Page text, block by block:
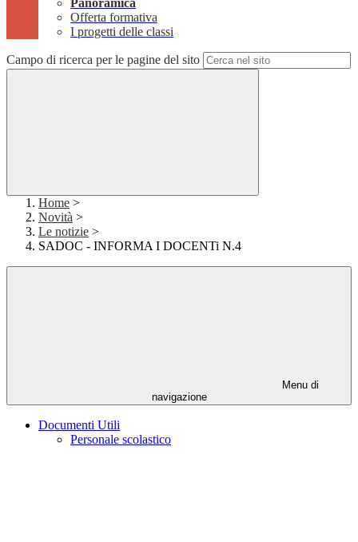
Panoramica
Offerta formativa
I progetti delle classi
Campo di ricerca per le pagine del sito
Home >
Novità >
Le notizie >
SADOC - INFORMA I DOCENTi N.4
Menu di
navigazione
Documenti Utili
Personale scolastico